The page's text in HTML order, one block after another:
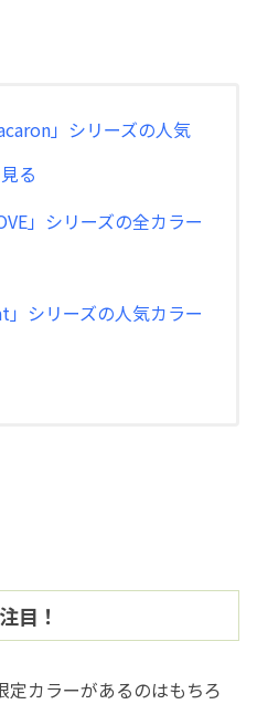
」シリーズの人気
る
」シリーズの全カラー
」シリーズの人気カラー
目！
定カラーがあるのはもちろ